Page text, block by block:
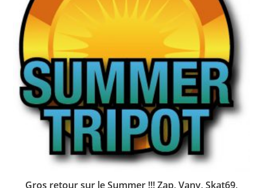
Gros retour sur le Summer !!! Zap, Vany, Skat69,